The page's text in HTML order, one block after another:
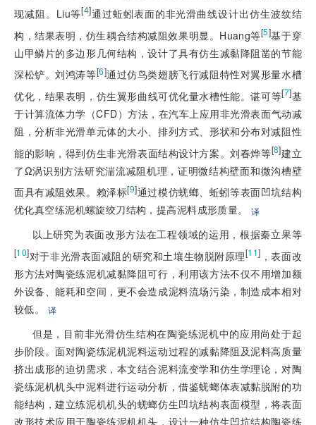
现减阻。Liu等[4]通过蚯蚓表面的非光滑曲线设计出仿生波纹结
构，结果表明，仿生耦合结构减阻效果明显。Huang等[5]基于穿
山甲鳞片的多边形几何结构，设计了具有仿生减黏降阻凿的节能
深松铲。刘鸿涛等[6]通过仿鸟类翅膀飞行减阻特性对翼形量水槽
优化，结果表明，仿生翼形曲线可优化量水槽性能。谌可等[7]基
于计算流体力学（CFD）方法，在汽车上应用非光滑表面气动减
阻，分析非光滑单元体的大小、排列方式、形状和分布对减阻性
能的影响，得到仿生非光滑表面结构设计方案。刘春烨等[8]建立
了Ω涡识别方法研究湍流减阻机理，证明微结构壁面和微沟槽壁
面具有减阻效果。赖泽标[9]通过模仿蜣螂、蚯蚓等表面凹坑结构
优化真空练泥机螺旋绞刀结构，提高泥料成形质量。
译
以上研究为表面改形方法在工程领域的运用，根据秦立果等
[10]对于非光滑表面减阻的研究和土壤生物脱附原理[11] ，表面改
形方法对陶瓷练泥机减黏降阻可行，利用该方法不仅不用增加额
外设备、能耗和空间，更不会造成泥料流场污染，制造成本相对
较低。
译
但是，目前非光滑仿生结构在陶瓷练泥机中的应用尚处于起
步阶段。面对陶瓷练泥机泥料运动过程的减黏降阻及泥料高质量
挤出成形的迫切需求，本文结合泥料流变学和仿生学理论，对陶
瓷练泥机机头中泥料进行运动分析，借鉴蜣螂体表减黏脱附的功
能结构，建立练泥机机头的蜣螂仿生凹坑结构表面模型，将表面
改形技术应用于陶瓷练泥机机头，设计一种仿生凹坑结构陶瓷练